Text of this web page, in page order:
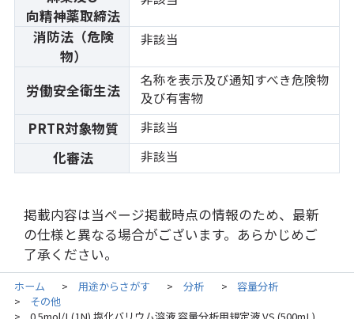
向精神薬取締法
消防法（危険
物）
非該当
労働安全衛生法
名称を表示及び通知すべき危険物
及び有害物
PRTR対象物質 非該当
化審法 非該当
掲載内容は当ページ掲載時点の情報のため、最新
の仕様と異なる場合がございます。あらかじめご
了承ください。
ホーム > 用途からさがす > 分析 > 容量分析
> その他
> 0.5mol/L(1N) 塩化バリウム溶液 容量分析用規定液 VS (500mL)